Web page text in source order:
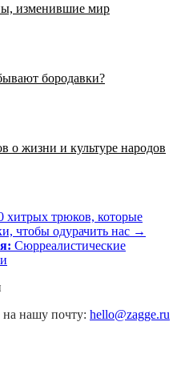
изменившие мир
бородавки?
о жизни и культуре народов
хитрых трюков, которые
чтобы одурачить нас →
Сюрреалистические
нашу почту: hello@zagge.ru